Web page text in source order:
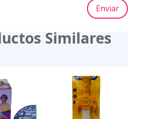
Enviar
Similares